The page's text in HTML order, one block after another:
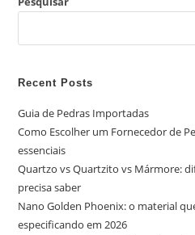
Recent Posts
Guia de Pedras Importadas
Como Escolher um Fornecedor de
essenciais
Quartzo vs Quartzito vs Mármore:
precisa saber
Nano Golden Phoenix: o material
especificando em 2026